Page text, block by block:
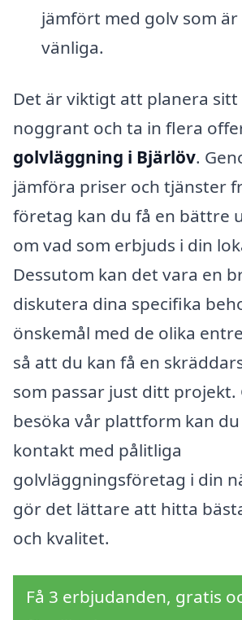
jämfört med golv som är
vänliga.
Det är viktigt att planera
noggrant och ta in flera
golvläggning i Bjärlöv.
jämföra priser och tjänster
företag kan du få en bättre
om vad som erbjuds i din
Dessutom kan det vara en
diskutera dina specifika
önskemål med de olika
så att du kan få en
som passar just ditt projekt.
besöka vår plattform kan
kontakt med pålitliga
golvläggningsföretag i din
gör det lättare att hitta
och kvalitet.
Få 3 erbjudanden, gratis